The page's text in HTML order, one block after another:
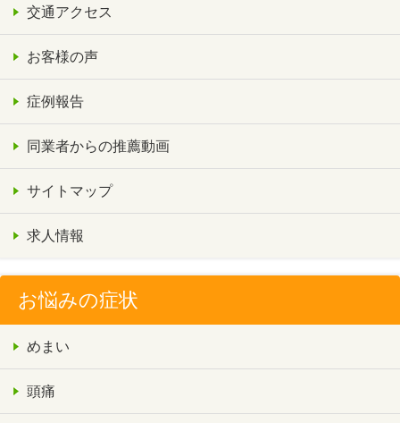
交通アクセス
お客様の声
症例報告
同業者からの推薦動画
サイトマップ
求人情報
お悩みの症状
めまい
頭痛